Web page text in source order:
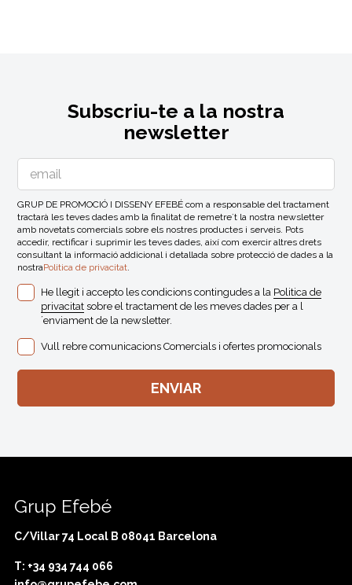
Subscriu-te a la nostra
newsletter
GRUP DE PROMOCIÓ I DISSENY EFEBÉ com a responsable del tractament
tractarà les teves dades amb la finalitat de remetre´t la nostra newsletter
amb novetats comercials sobre els nostres productes i serveis. Pots
accedir, rectificar i suprimir les teves dades, així com exercir altres drets
consultant la informació addicional i detallada sobre protecció de dades a la
nostraPolitica de privacitat.
He llegit i accepto les condicions contingudes a la Politica de
privacitat sobre el tractament de les meves dades per a l
´enviament de la newsletter.
Vull rebre comunicacions Comercials i ofertes promocionals
Grup Efebé
C/Villar 74 Local B 08041 Barcelona
T: +34 934 744 066